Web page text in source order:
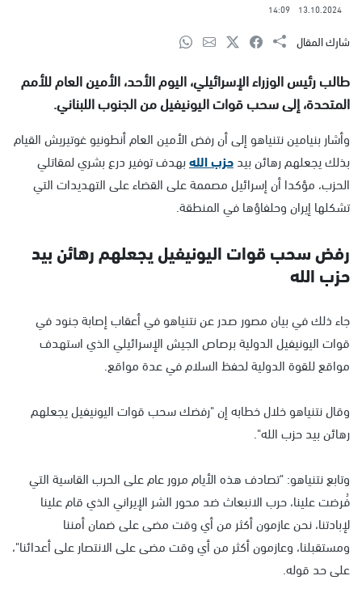
13.10.2024
14:09
شارك المقال
طالب رئيس الوزراء الإسرائيلي، اليوم الأحد، الأمين العام للأمم
المتحدة، إلى سحب قوات اليونيفيل من الجنوب اللبناني.
وأشار بنيامين نتنياهو إلى أن رفض الأمين العام أنطونيو غوتيريش القيام
بذلك يجعلهم رهائن بيدحزب اللهبهدف توفير درع بشري لمقاتلي
الحزب، مؤكدا أن إسرائيل مصممة على القضاء على التهديدات التي
تشكلها إيران وحلفاؤها في المنطقة.
رفض سحب قوات اليونيفيل يجعلهم رهائن بيد
حزب الله
جاء ذلك في بيان مصور صدر عن نتنياهو في أعقاب إصابة جنود في
قوات اليونيفيل الدولية برصاص الجيش الإسرائيلي الذي استهدف
مواقع للقوة الدولية لحفظ السلام في عدة مواقع.
وقال نتنياهو خلال خطابه إن "رفضك سحب قوات اليونيفيل يجعلهم
رهائن بيد حزب الله".
وتابع نتنياهو: "تصادف هذه الأيام مرور عام على الحرب القاسية التي
فُرضت علينا، حرب الانبعاث ضد محور الشر الإيراني الذي قام علينا
لإبادتنا، نحن عازمون أكثر من أي وقت مضى على ضمان أمننا
ومستقبلنا، وعازمون أكثر من أي وقت مضى على الانتصار على أعدائنا"،
على حد قوله.